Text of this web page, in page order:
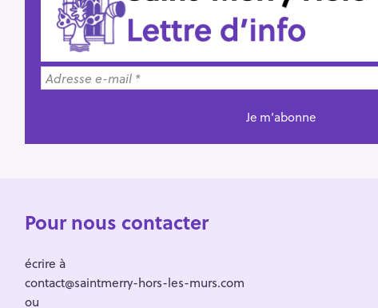
Pour nous contacter
écrire à
contact@saintmerry-hors-les-murs.com
ou